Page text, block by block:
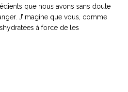
que nous avons sans doute
J’imagine que vous, comme
à force de les